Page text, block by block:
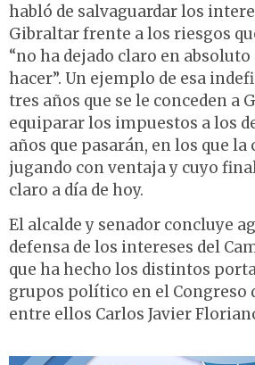
habló de salvaguardar los
Gibraltar frente a los riesgos
“no ha dejado claro en absoluto
hacer”. Un ejemplo de esa
tres años que se le conceden a
equiparar los impuestos a los
años que pasarán, en los que
jugando con ventaja y cuyo
claro a día de hoy.
El alcalde y senador concluye
defensa de los intereses del
que ha hecho los distintos
grupos político en el Congreso
entre ellos Carlos Javier